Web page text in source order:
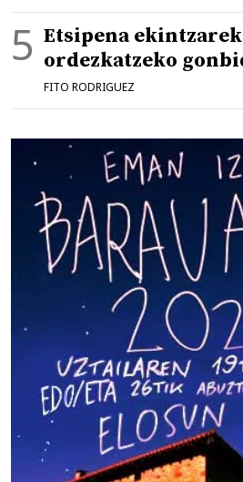
Etsipena
ordezkatzeko
FITO RODRIGUEZ